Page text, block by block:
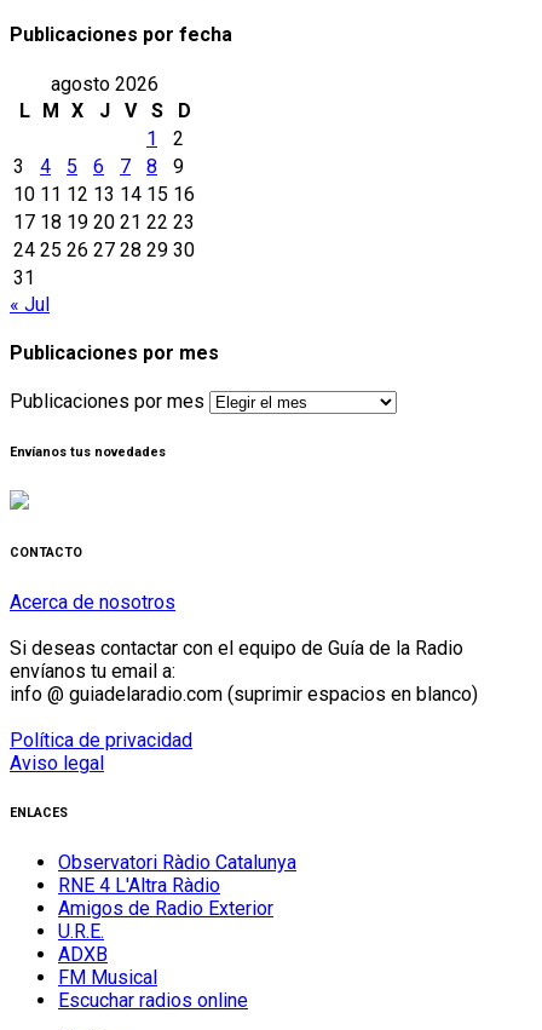
Publicaciones por fecha
agosto 2026
L
M X J V S
D
1
2
3
4 5 6 7 8
9
10 11 12 13 14 15 16
17 18 19 20 21 22 23
24 25 26 27 28 29 30
31
« Jul
Publicaciones por mes
Publicaciones por mes
Envíanos tus novedades
CONTACTO
Acerca de nosotros
Si deseas contactar con el equipo de Guía de la Radio
envíanos tu email a:
info @ guiadelaradio.com (suprimir espacios en blanco)
Política de privacidad
Aviso legal
ENLACES
Observatori Ràdio Catalunya
RNE 4 L'Altra Ràdio
Amigos de Radio Exterior
U.R.E.
ADXB
FM Musical
Escuchar radios online